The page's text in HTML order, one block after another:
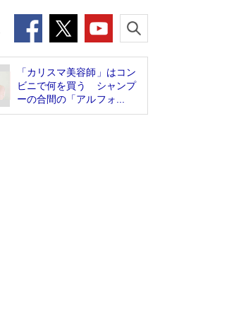
「カリスマ美容師」はコン
ビニで何を買う シャンプ
ーの合間の「アルフォ...